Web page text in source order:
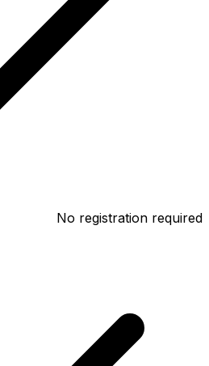
No registration required